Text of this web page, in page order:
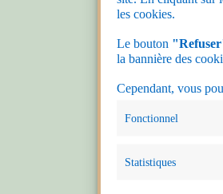
les cookies.
Le bouton
la bannière des
Cependant, vous
Fonctionnel
Statistiques